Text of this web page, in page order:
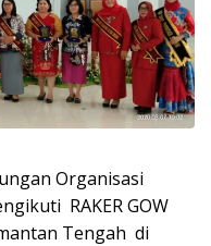
Organisasi
RAKER GOW
Tengah di